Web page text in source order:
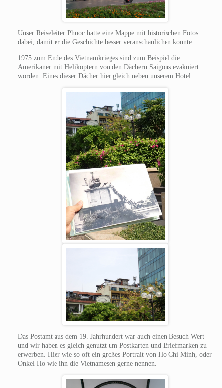
Unser Reiseleiter Phuoc hatte eine Mappe mit historischen Fotos
dabei, damit er die Geschichte besser veranschaulichen konnte.
1975 zum Ende des Vietnamkrieges sind zum Beispiel die
Amerikaner mit Helikoptern von den Dächern Saigons evakuiert
worden. Eines dieser Dächer hier gleich neben unserem Hotel.
Das Postamt aus dem 19. Jahrhundert war auch einen Besuch Wert
und wir haben es gleich genutzt um Postkarten und Briefmarken zu
erwerben. Hier wie so oft ein großes Portrait von Ho Chi Minh, oder
Onkel Ho wie ihn die Vietnamesen gerne nennen.